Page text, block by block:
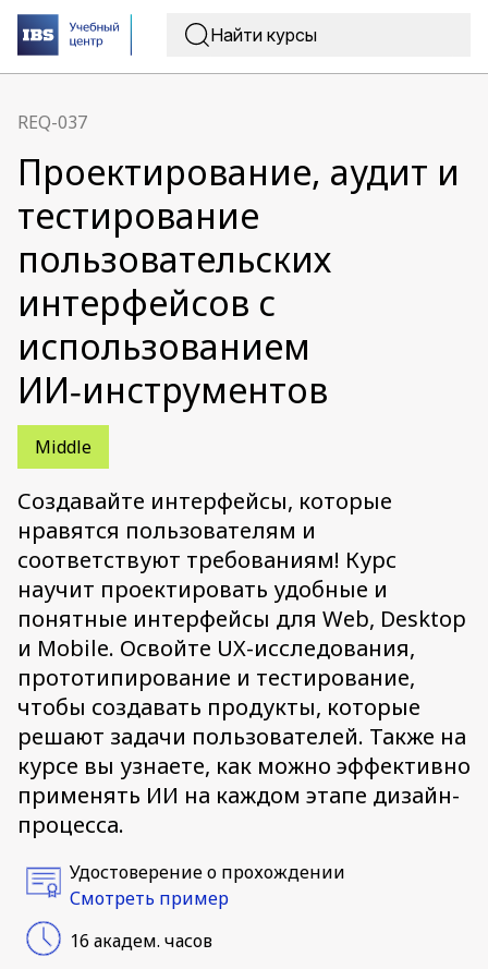
REQ-037
Проектирование, аудит и
тестирование
пользовательских
интерфейсов с
использованием
ИИ‑инструментов
Middle
Создавайте интерфейсы, которые
нравятся пользователям и
соответствуют требованиям! Курс
научит проектировать удобные и
понятные интерфейсы для Web, Desktop
и Mobile. Освойте UX-исследования,
прототипирование и тестирование,
чтобы создавать продукты, которые
решают задачи пользователей. Также на
курсе вы узнаете, как можно эффективно
применять ИИ на каждом этапе дизайн-
процесса.
Удостоверение о прохождении
Смотреть пример
16 академ. часов